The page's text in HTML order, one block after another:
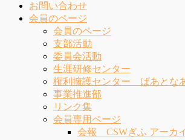
お問い合わせ
会員のページ
会員のページ
支部活動
委員会活動
生涯研修センター
権利擁護センター ぱあとな
事業推進部
リンク集
会員専用ページ
会報 CSWぎふ アーカ